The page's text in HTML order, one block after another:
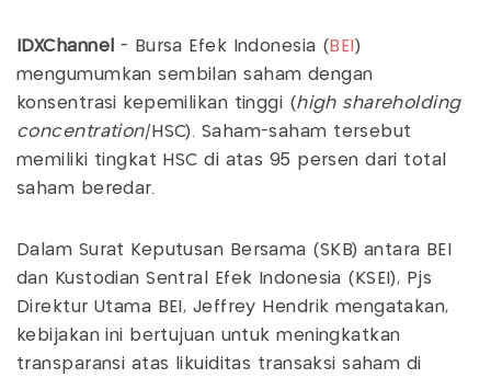
IDXChannel - Bursa Efek Indonesia ( BEI )
mengumumkan sembilan saham dengan
konsentrasi kepemilikan tinggi (high shareholding
concentration/HSC). Saham-saham tersebut
memiliki tingkat HSC di atas 95 persen dari total
saham beredar.
Dalam Surat Keputusan Bersama (SKB) antara BEI
dan Kustodian Sentral Efek Indonesia (KSEI), Pjs
Direktur Utama BEI, Jeffrey Hendrik mengatakan,
kebijakan ini bertujuan untuk meningkatkan
transparansi atas likuiditas transaksi saham di